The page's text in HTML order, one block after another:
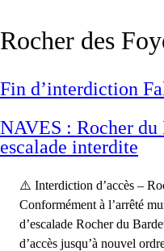
Rocher des
Fin d’interdiction
NAVES : Rocher du
escalade interdite
⚠️ Interdiction d’accès –
Conformément à l’arrêté
d’escalade Rocher du
d’accès jusqu’à nouvel